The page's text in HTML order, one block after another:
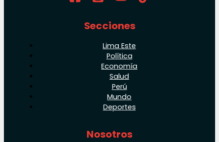
Secciones
Lima Este
Política
Economía
Salud
Perú
Mundo
Deportes
Nosotros